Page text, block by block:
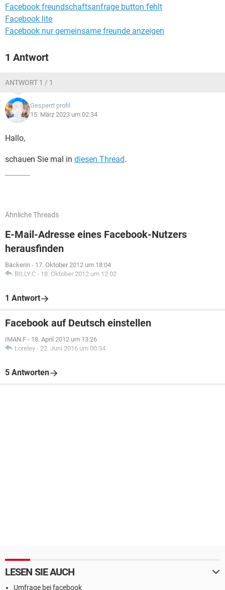
Facebook freundschaftsanfrage button fehlt
Facebook lite
Facebook nur gemeinsame freunde anzeigen
1 Antwort
ANTWORT 1 / 1
Gesperrt profil
15. März 2023 um 02:34
Hallo,
schauen Sie mal in diesen Thread.
Ähnliche Threads
E-Mail-Adresse eines Facebook-Nutzers
herausfinden
Bäckerin - 17. Oktober 2012 um 18:04
BILLY.C - 18. Oktober 2012 um 12:02
1 Antwort
Facebook auf Deutsch einstellen
IMAN.F - 18. April 2012 um 13:26
Loreley - 22. Juni 2016 um 00:34
5 Antworten
LESEN SIE AUCH
Umfrage bei facebook